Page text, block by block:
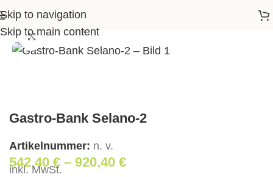
Skip to navigation
Skip to main content
Startseite> Shop>
Klick zum Vergrößern
Gastro-Bank Selano-2
Artikelnummer: n. v.
542,40€ – 920,40 €
inkl. MwSt.